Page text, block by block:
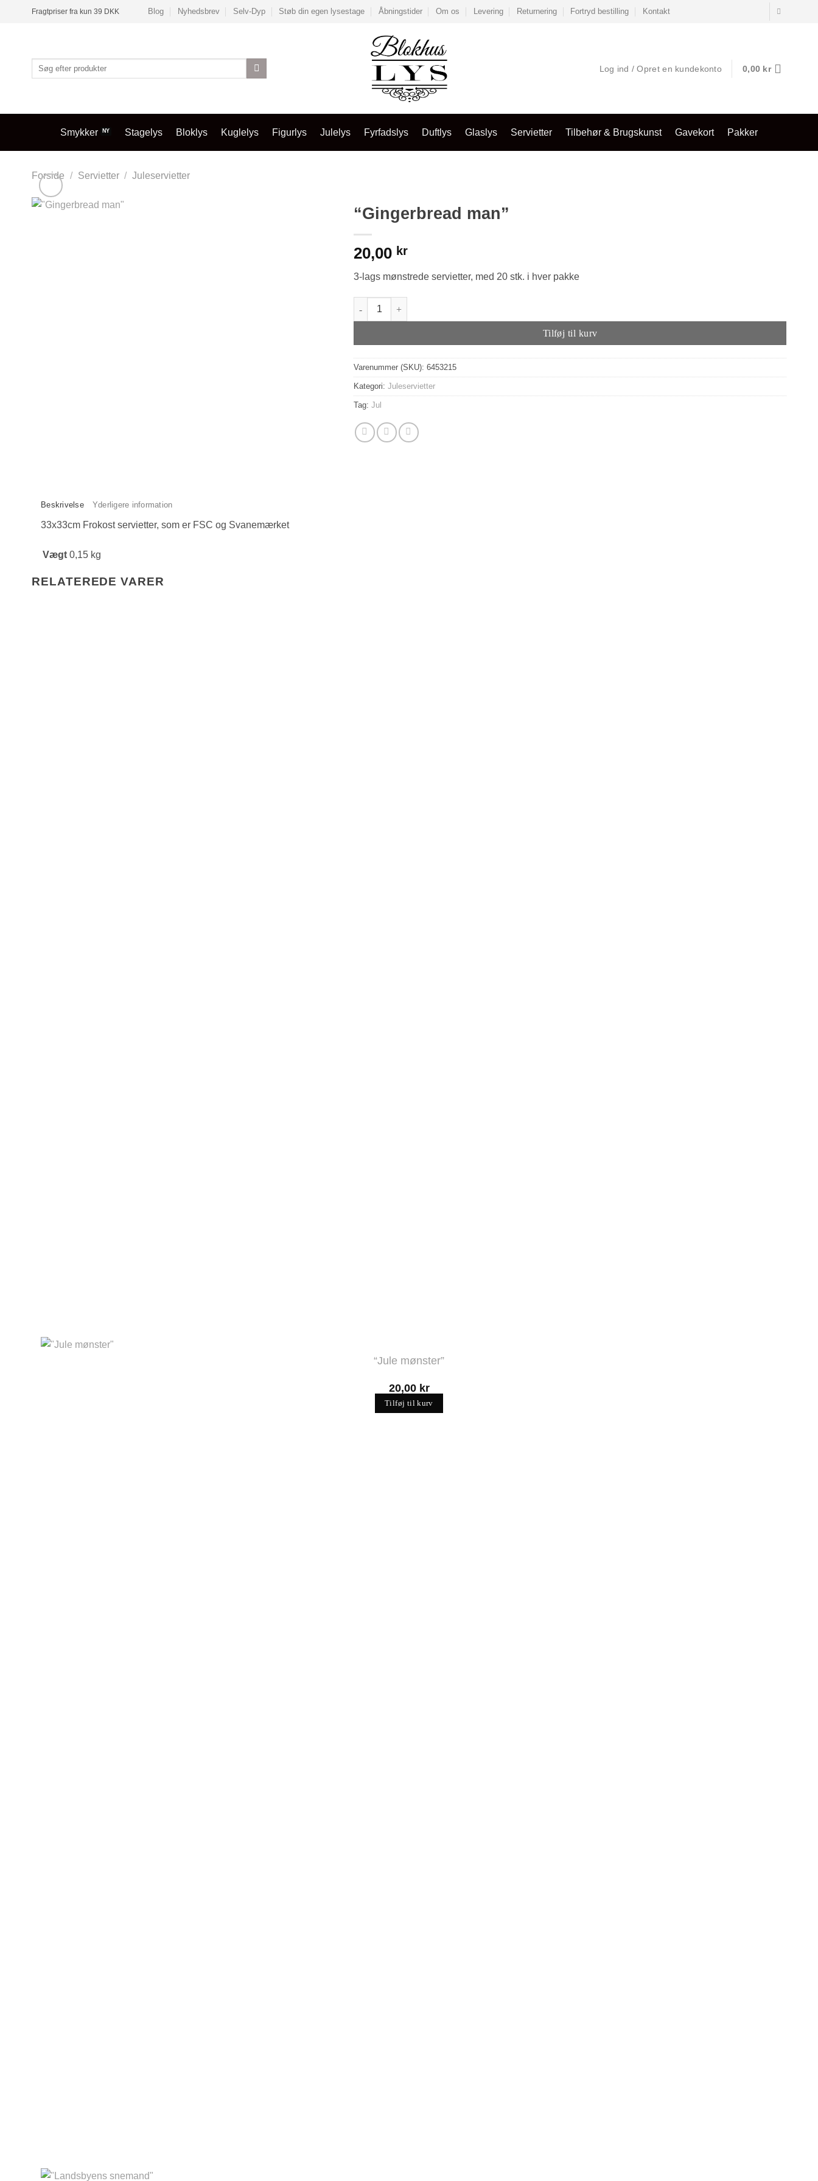
Fragtpriser fra kun 39 DKK Blog Nyhedsbrev Selv-Dyp Støb din egen lysestage Åbningstider Om os Levering Returnering Fortryd bestilling Kontakt
Søg
efter:
Log ind / Opret en kundekonto 0,00 kr
Smykker Stagelys Bloklys Kuglelys Figurlys Julelys Fyrfadslys Duftlys Glaslys Servietter Tilbehør & Brugskunst Gavekort Pakker
Forside / Servietter / Juleservietter
“Gingerbread man”
20,00 kr
3-lags mønstrede servietter, med 20 stk. i hver pakke
"Gingerbread man" antal
Tilføj til kurv
Varenummer (SKU):6453215
Kategori:Juleservietter
Tag:Jul
Beskrivelse Yderligere information
33x33cm Frokost servietter, som er FSC og Svanemærket
Vægt 0,15 kg
RELATEREDE VARER
“Jule mønster”
20,00 kr
Tilføj til kurv